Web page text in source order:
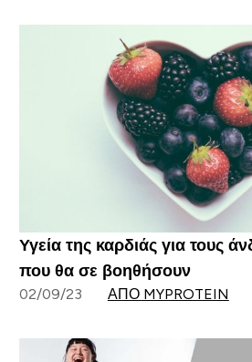
Υγεία της καρδιάς για τους
που θα σε βοηθήσουν
02/09/23 ΑΠΌ MYPROTEIN